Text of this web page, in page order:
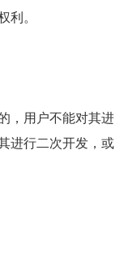
利。
，用户不能对其进
进行二次开发，或